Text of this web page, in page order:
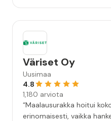
Väriset Oy
Uusimaa
4.8
1,180 arviota
“Maalausurakka hoitui
erinomaisesti, vaikka